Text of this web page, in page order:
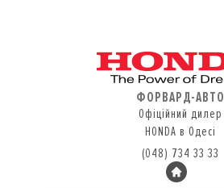
ФОРВАРД-АВТО
Офіційний дилер
HONDA в Одесі
(048) 734 33 33